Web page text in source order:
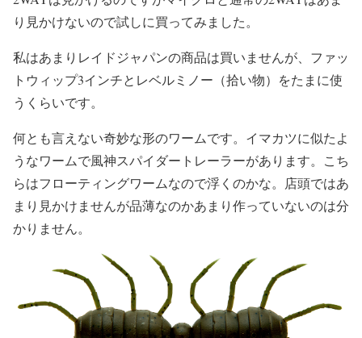
り見かけないので試しに買ってみました。
私はあまりレイドジャパンの商品は買いませんが、ファッ
トウィップ3インチとレベルミノー（拾い物）をたまに使
うくらいです。
何とも言えない奇妙な形のワームです。イマカツに似たよ
うなワームで風神スパイダートレーラーがあります。こち
らはフローティングワームなので浮くのかな。店頭ではあ
まり見かけませんが品薄なのかあまり作っていないのは分
かりません。